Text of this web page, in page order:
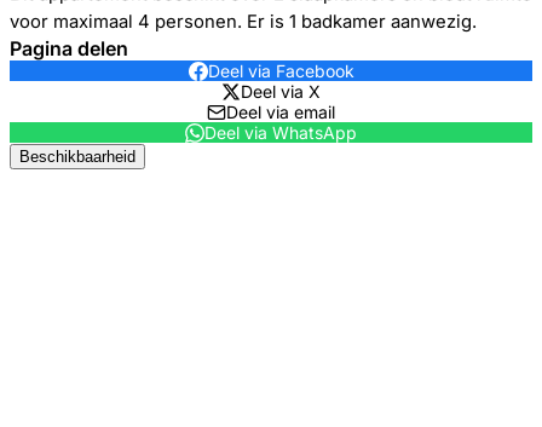
voor maximaal 4 personen. Er is 1 badkamer aanwezig.
Pagina delen
Deel via Facebook
Deel via X
Deel via email
Deel via WhatsApp
Beschikbaarheid